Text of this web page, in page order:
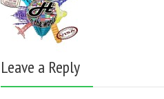
Leave a Reply